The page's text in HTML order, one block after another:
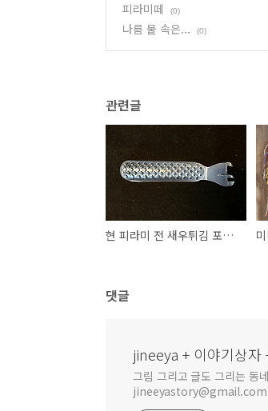
피라미떼 (0)
나름 물 속은... (0)
관련글
현 피라미 전 새우튀김 포장재
댓글
jineeya + 이야기상자
그림 그리고 글도 그리는 동
jineeyastory@gmail.com